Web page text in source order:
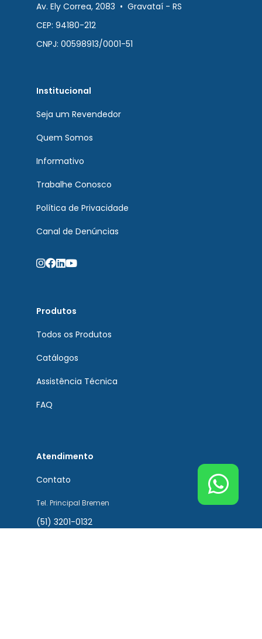
Av. Ely Correa, 2083 • Gravataí - RS
CEP: 94180-212
CNPJ: 00598913/0001-51
Institucional
Seja um Revendedor
Quem Somos
Informativo
Trabalhe Conosco
Política de Privacidade
Canal de Denúncias
Produtos
Todos os Produtos
Catálogos
Assistência Técnica
FAQ
Atendimento
Contato
Tel. Principal Bremen
(51) 3201-0132